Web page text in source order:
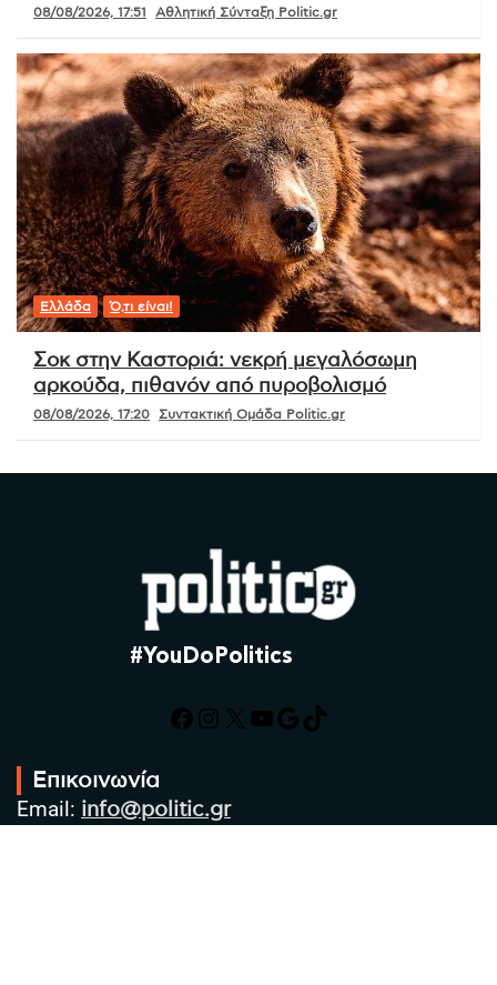
08/08/2026, 17:51 Αθλητική Σύνταξη Politic.gr
Ελλάδα Ό,τι είναι!
Σοκ στην Καστοριά: νεκρή μεγαλόσωμη
αρκούδα, πιθανόν από πυροβολισμό
08/08/2026, 17:20 Συντακτική Ομάδα Politic.gr
#YouDoPolitics
Facebook
Instagram
X YouTube
Google
TikTok
Επικοινωνία
Email: info@politic.gr